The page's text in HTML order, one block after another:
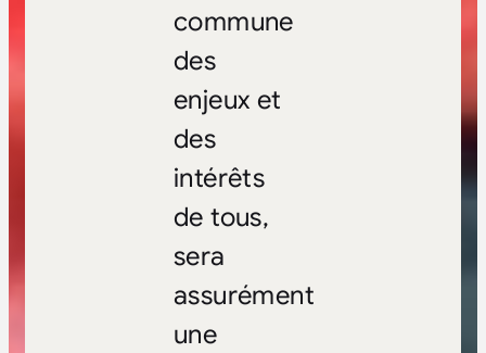
commune
des
enjeux et
des
intérêts
de tous,
sera
assurément
une